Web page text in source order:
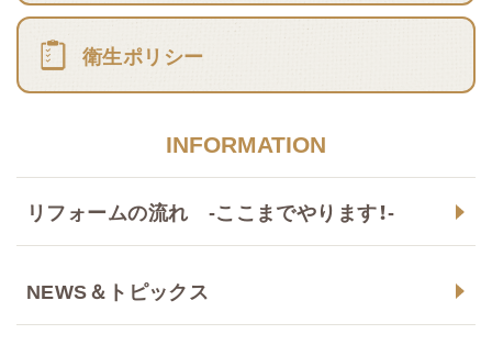
衛生ポリシー
INFORMATION
リフォームの流れ -ここまでやります！-
NEWS＆トピックス